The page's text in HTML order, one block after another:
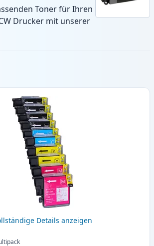
Toner für Ihren
Drucker mit unserer
und XL-Patronen.
Versand aus
Details anzeigen